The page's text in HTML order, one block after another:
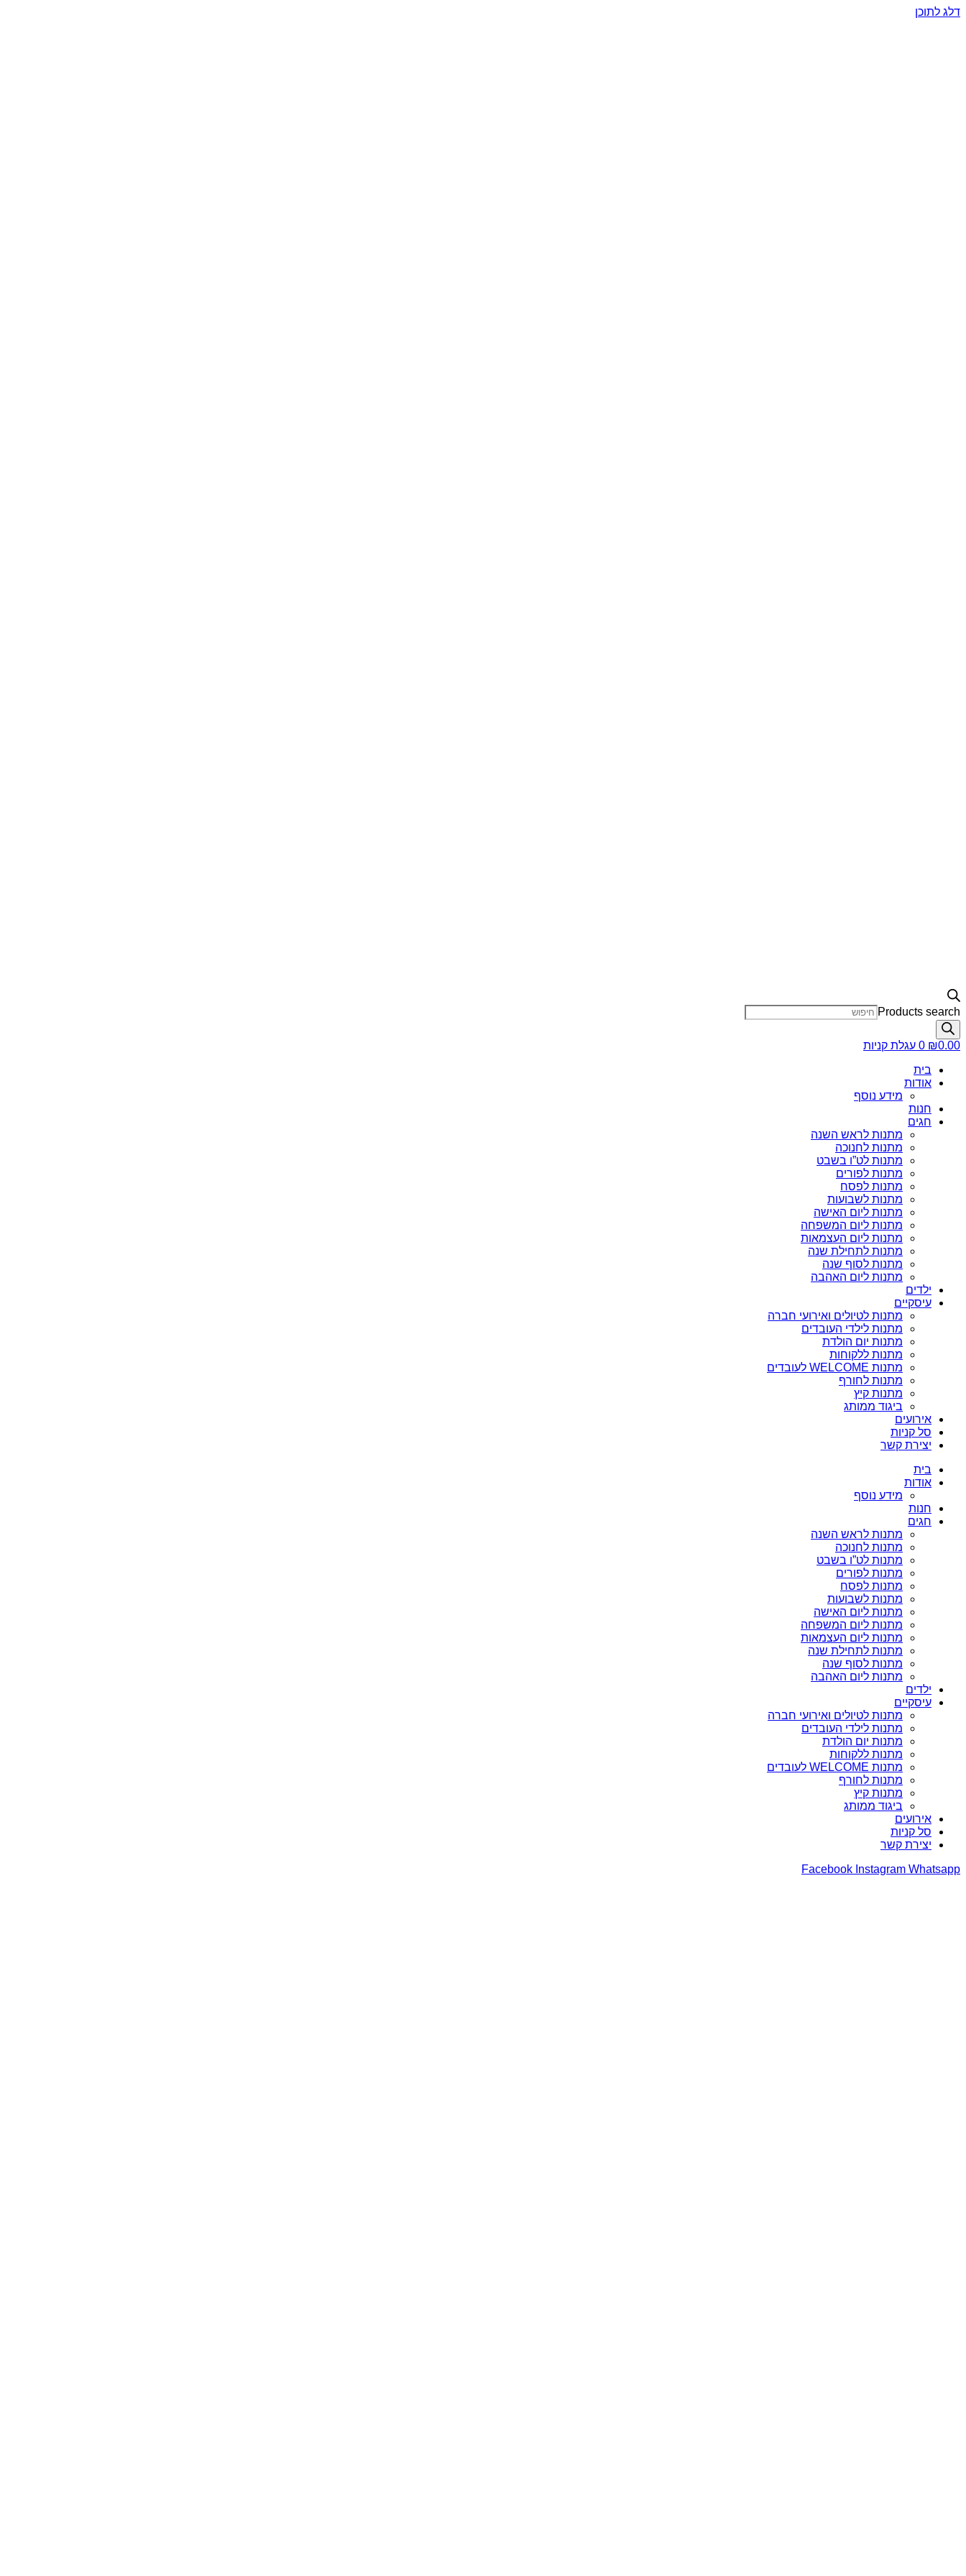
דלג לתוכן
Products search
₪0.00
0 עגלת קניות
בית
אודות
מידע נוסף
חנות
חגים
מתנות לראש השנה
מתנות לחנוכה
מתנות לט”ו בשבט
מתנות לפורים
מתנות לפסח
מתנות לשבועות
מתנות ליום האישה
מתנות ליום המשפחה
מתנות ליום העצמאות
מתנות לתחילת שנה
מתנות לסוף שנה
מתנות ליום האהבה
ילדים
עיסקיים
מתנות לטיולים ואירועי חברה
מתנות לילדי העובדים
מתנות יום הולדת
מתנות ללקוחות
מתנות WELCOME לעובדים
מתנות לחורף
מתנות קיץ
ביגוד ממותג
אירועים
סל קניות
יצירת קשר
בית
אודות
מידע נוסף
חנות
חגים
מתנות לראש השנה
מתנות לחנוכה
מתנות לט”ו בשבט
מתנות לפורים
מתנות לפסח
מתנות לשבועות
מתנות ליום האישה
מתנות ליום המשפחה
מתנות ליום העצמאות
מתנות לתחילת שנה
מתנות לסוף שנה
מתנות ליום האהבה
ילדים
עיסקיים
מתנות לטיולים ואירועי חברה
מתנות לילדי העובדים
מתנות יום הולדת
מתנות ללקוחות
מתנות WELCOME לעובדים
מתנות לחורף
מתנות קיץ
ביגוד ממותג
אירועים
סל קניות
יצירת קשר
Facebook Instagram Whatsapp